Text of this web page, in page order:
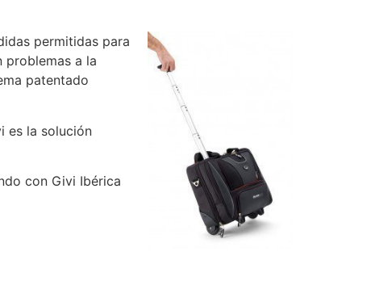
permitidas para
problemas a la
patentado
es la solución
con Givi Ibérica